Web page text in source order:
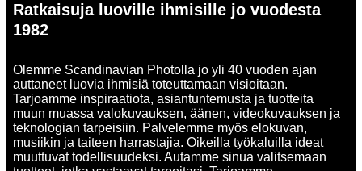
Ratkaisuja luoville ihmisille jo vuodesta
1982
Olemme Scandinavian Photolla jo yli 40 vuoden ajan
auttaneet luovia ihmisiä toteuttamaan visioitaan.
Tarjoamme inspiraatiota, asiantuntemusta ja tuotteita
muun muassa valokuvauksen, äänen, videokuvauksen ja
teknologian tarpeisiin. Palvelemme myös elokuvan,
musiikin ja taiteen harrastajia. Oikeilla työkaluilla ideat
muuttuvat todellisuudeksi. Autamme sinua valitsemaan